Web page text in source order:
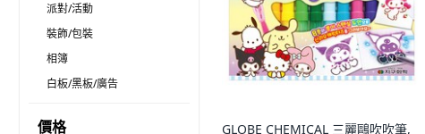
派對/活動
裝飾/包裝
相簿
白板/黑板/廣告
價格
GLOBE CHEMICAL 三麗鷗吹吹筆,